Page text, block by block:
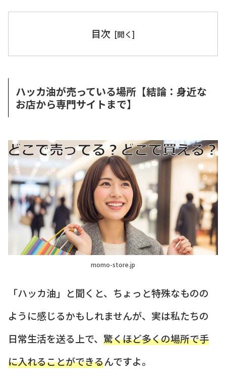
目次
ハッカ油が売っている場所【結論：身近な
お店から専門サイトまで】
momo-store.jp
「ハッカ油」と聞くと、ちょっと特殊なものの
ように感じるかもしれませんが、実は私たちの
日常生活を送る上で、 驚くほど多くの場所で手
に入れることができるんですよ。